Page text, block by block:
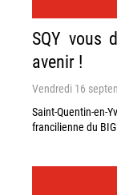
SQY vous
avenir !
Vendredi 16
Saint-Quentin-
francilienne du